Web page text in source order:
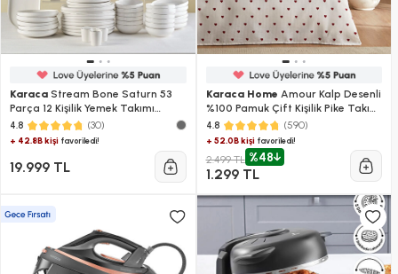
Karaca Stream Bone Saturn 53
Parça 12 Kişilik Yemek Takımı
Platin
4.8 (30)
+ 42.8B kişi favoriledi!
19.999 TL
Karaca Home Amour Kalp Desenli
%100 Pamuk Çift Kişilik Pike Takımı
Kırmızı
4.8 (590)
+ 52.0B kişifavoriledi!
2.499 TL %48
1.299 TL